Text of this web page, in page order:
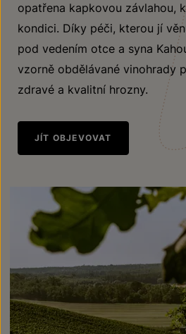
opatřena kapkovou závlahou,
kondici. Díky péči, kterou jí
pod vedením otce a syna
vzorně obdělávané vinohrady
zdravé a kvalitní hrozny.
JÍT OBJEVOVAT